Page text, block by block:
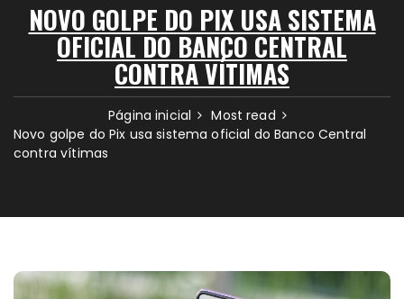
NOVO GOLPE DO PIX USA SISTEMA
OFICIAL DO BANCO CENTRAL
CONTRA VÍTIMAS
Página inicial
Most read
Novo golpe do Pix usa sistema oficial do Banco Central
contra vítimas